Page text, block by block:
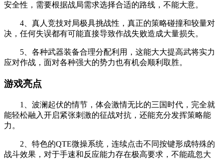
安全性，需要根据战局需求选择合适的路线，不能大意。
4、真人竞技对局极具挑战性，真正的策略碰撞和较量对
决，任何失误都有可能直接导致作战失败造成大量损失。
5、各种武器装备合理分配利用，这能大大提高武将实力
应对作战，面对各种强大的势力也有机会顺利取胜。
游戏亮点
1、波澜起伏的情节，体会激情无比的三国时代，完全就
能轻松融入开启紧张刺激的征战对抗，还能充分发挥策略能
力。
2、特色的QTE微操系统，连续点击不同按键形成特殊的
战斗效果，对于手速和反应能力存在极高要求，不能疏忽大